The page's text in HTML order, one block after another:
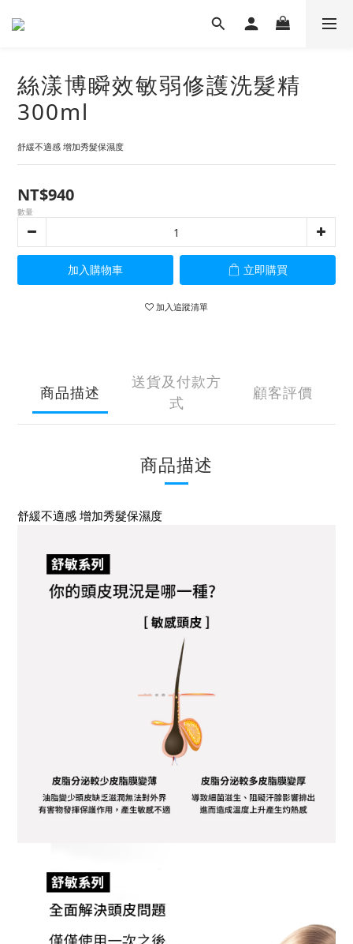
絲漾博瞬效敏弱修護洗髮精
300ml
舒緩不適感 增加秀髮保濕度
NT$940
數量
加入購物車 立即購買
加入追蹤清單
商品描述
送貨及付款方
式
顧客評價
商品描述
舒緩不適感 增加秀髮保濕度